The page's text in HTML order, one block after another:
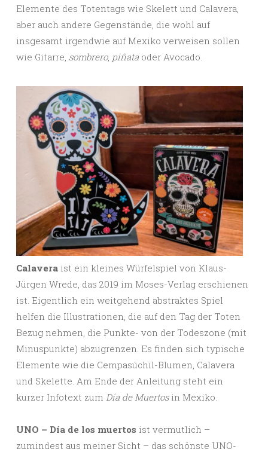
Elemente des Totentags wie Skelett und Calavera,
aber auch andere Gegenstände, die wohl auf
insgesamt irgendwie auf Mexiko verweisen sollen
wie Gitarre, sombrero, piñata oder Avocado.
Calavera ist ein kleines Würfelspiel von Klaus-
Jürgen Wrede, das 2019 im Moses-Verlag erschienen
ist. Eigentlich ein weitgehend abstraktes Spiel
helfen die Illustrationen, die auf den Tag der Toten
Bezug nehmen, die Punkte- von der Todeszone (mit
Minuspunkte) abzugrenzen. Es finden sich typische
Elemente wie die Cempasúchil-Blumen, Calavera
und Skelette. Am Ende der Anleitung steht ein
kurzer Infotext zum Día de Muertosin Mexiko.
UNO – Día de los muertos ist vermutlich –
zumindest aus meiner Sicht – das schönste UNO-